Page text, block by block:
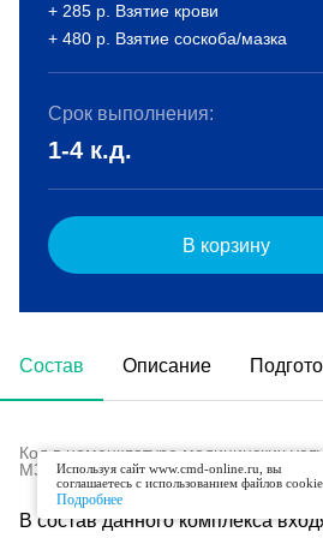
Состав Описание
Код в номенклатуре медицинских
МЗ РФ № 804н от 13.10.2017 г):
В состав данного комплекса
+ 285 р. Взятие крови
+ 480 р. Взятие соскоба/мазка
Срок выполнения:
1-4 к.д.
В корзину
Используя сайт www.cmd-online.ru, вы
соглашаетесь с использованием файлов cookie.
Подробнее